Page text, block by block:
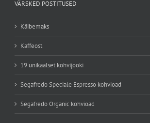
VÄRSKED POSTITUSED
Käibemaks
Kaffeost
19 unikaalset kohvijooki
Segafredo Speciale Espresso kohvioad
Segafredo Organic kohvioad